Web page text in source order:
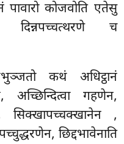
पावारो कोजवोति एतेसु
दिन्नपच्चत्थरणे च
कथं अधिट्ठानं
गहणेन,
सिक्खापच्चक्खानेन ,
छिद्दभावेनाति